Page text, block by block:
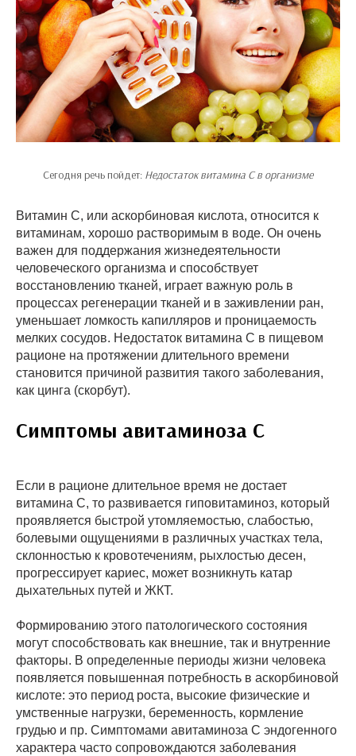
Сегодня речь пойдет: Недостаток витамина С в организме
Витамин С, или аскорбиновая кислота, относится к
витаминам, хорошо растворимым в воде. Он очень
важен для поддержания жизнедеятельности
человеческого организма и способствует
восстановлению тканей, играет важную роль в
процессах регенерации тканей и в заживлении ран,
уменьшает ломкость капилляров и проницаемость
мелких сосудов. Недостаток витамина С в пищевом
рационе на протяжении длительного времени
становится причиной развития такого заболевания,
как цинга (скорбут).
Симптомы авитаминоза С
Если в рационе длительное время не достает
витамина С, то развивается гиповитаминоз, который
проявляется быстрой утомляемостью, слабостью,
болевыми ощущениями в различных участках тела,
склонностью к кровотечениям, рыхлостью десен,
прогрессирует кариес, может возникнуть катар
дыхательных путей и ЖКТ.
Формированию этого патологического состояния
могут способствовать как внешние, так и внутренние
факторы. В определенные периоды жизни человека
появляется повышенная потребность в аскорбиновой
кислоте: это период роста, высокие физические и
умственные нагрузки, беременность, кормление
грудью и пр. Симптомами авитаминоза С эндогенного
характера часто сопровождаются заболевания